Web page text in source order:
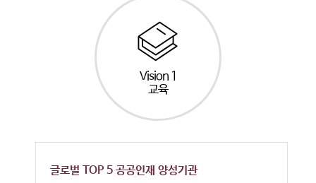
Vision 1
교육
글로벌 TOP 5 공공인재 양성기관